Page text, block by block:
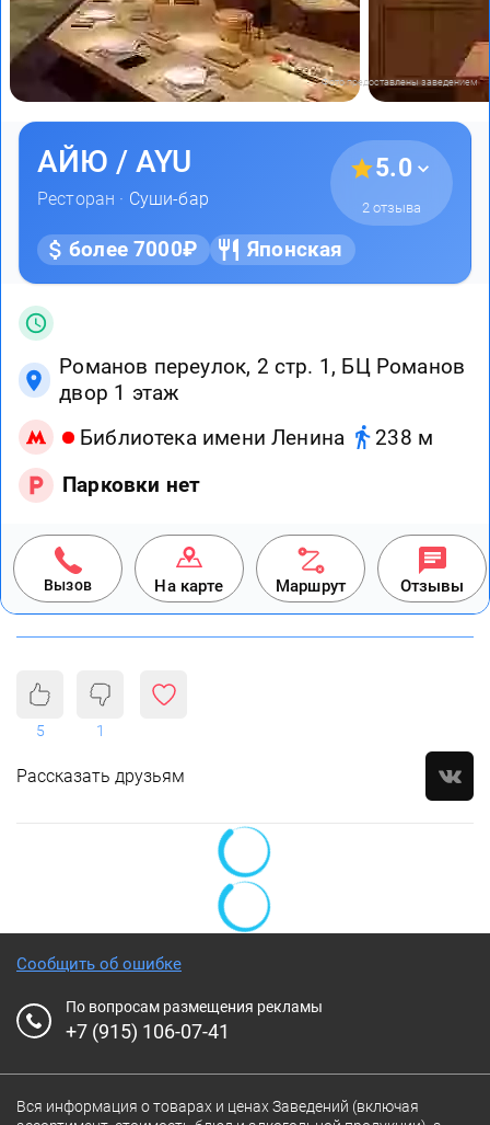
Фото предоставлены заведением
АЙЮ / AYU
Ресторан · Суши-бар
5.0
2 отзыва
более 7000₽ Японская
Романов переулок, 2 стр. 1, БЦ Романов
двор 1 этаж
Библиотека имени Ленина
238 м
Парковки нет
Вызов На карте Маршрут Отзывы
5 1
Рассказать друзьям
Сообщить об ошибке
По вопросам размещения рекламы
+7 (915) 106-07-41
Вся информация о товарах и ценах Заведений (включая